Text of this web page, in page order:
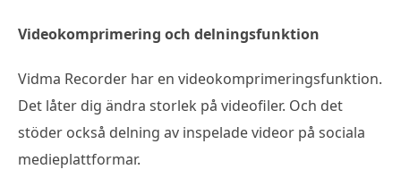
Videokomprimering och delningsfunktion
Vidma Recorder har en videokomprimeringsfunktion.
Det låter dig ändra storlek på videofiler. Och det
stöder också delning av inspelade videor på sociala
medieplattformar.